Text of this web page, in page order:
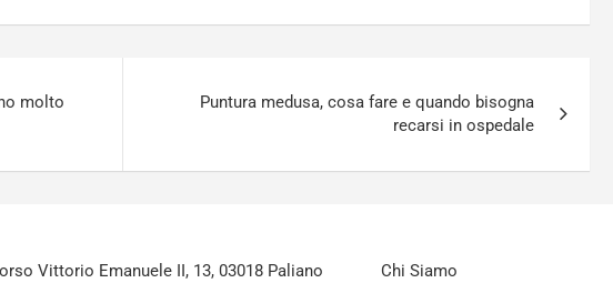
molto
Puntura medusa, cosa fare e quando bisogna
recarsi in ospedale
Vittorio Emanuele II, 13, 03018 Paliano
Chi Siamo